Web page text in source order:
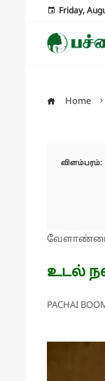
Friday,
Home
விளம்பரம்:
உடல்
PACHAI